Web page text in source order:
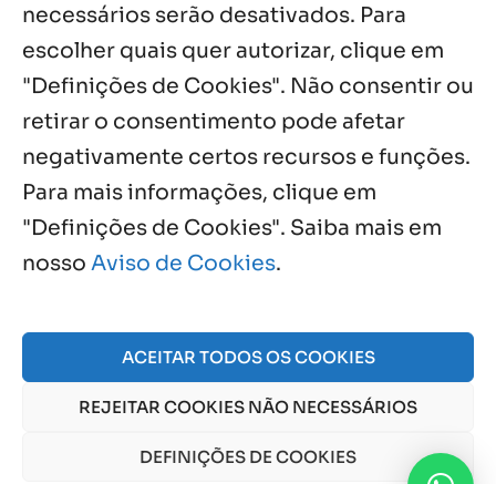
necessários serão desativados. Para
escolher quais quer autorizar, clique em
"Definições de Cookies". Não consentir ou
retirar o consentimento pode afetar
negativamente certos recursos e funções.
Para mais informações, clique em
"Definições de Cookies". Saiba mais em
nosso Aviso de Cookies.
ACEITAR TODOS OS COOKIES
REJEITAR COOKIES NÃO NECESSÁRIOS
DEFINIÇÕES DE COOKIES
Notícias por Categoria
Agosto, 2026
da Esperança. CNPJ: 48555775000150 |
Aviso de Cookies
eAviso de Privacidade